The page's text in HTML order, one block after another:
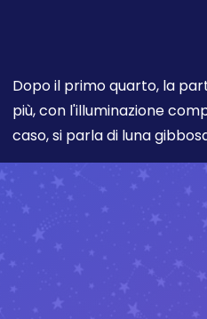
Dopo il primo quarto, la
più, con l'illuminazione
caso, si parla di luna